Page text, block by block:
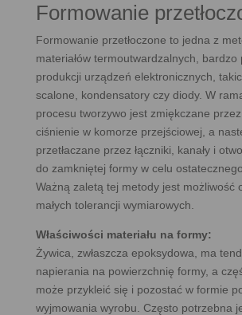
Formowanie
Formowanie przetłoczone to jedna z
materiałów termoutwardzalnych, bardzo
produkcji urządzeń elektronicznych,
scalone, kondensatory czy diody. W
procesu tworzywo jest zmiękczane
ciśnienie w komorze przejściowej, a
przetłaczane przez łączniki, kanały i
do zamkniętej formy w celu
Ważną zaletą tej metody jest możliwość
małych tolerancji wymiarowych.
Właściwości materiału na formy:
Żywica, zwłaszcza epoksydowa, ma
napierania na powierzchnię formy, a
może przykleić się i pozostać w formie
wyjmowania wyrobu. Często potrzebna